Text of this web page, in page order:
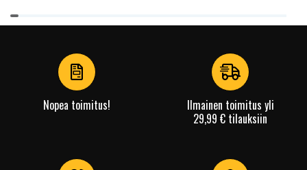
Item
1
Nopea toimitus!
Ilmainen toimitus yli
29,99 € tilauksiin